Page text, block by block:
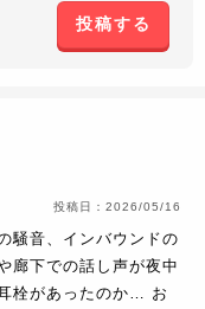
投稿する
投稿日： 2026/05/16
騒音、インバウンドの
廊下での話し声が夜中
栓があったのか… お